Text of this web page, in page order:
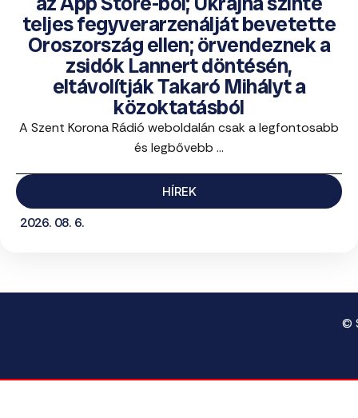
teljes fegyverarzenálját bevetette
Oroszország ellen; örvendeznek a
zsidók Lannert döntésén,
eltávolítják Takaró Mihályt a
közoktatásból
A Szent Korona Rádió weboldalán csak a legfontosabb
és legbővebb ...
HÍREK
2026. 08. 6.
©